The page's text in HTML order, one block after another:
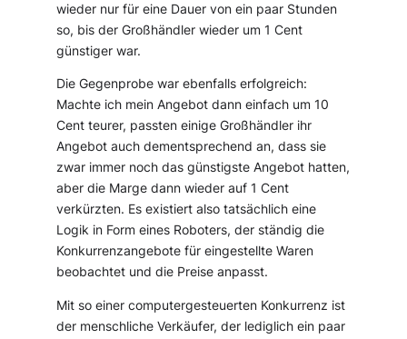
wieder nur für eine Dauer von ein paar Stunden
so, bis der Großhändler wieder um 1 Cent
günstiger war.
Die Gegenprobe war ebenfalls erfolgreich:
Machte ich mein Angebot dann einfach um 10
Cent teurer, passten einige Großhändler ihr
Angebot auch dementsprechend an, dass sie
zwar immer noch das günstigste Angebot hatten,
aber die Marge dann wieder auf 1 Cent
verkürzten. Es existiert also tatsächlich eine
Logik in Form eines Roboters, der ständig die
Konkurrenzangebote für eingestellte Waren
beobachtet und die Preise anpasst.
Mit so einer computergesteuerten Konkurrenz ist
der menschliche Verkäufer, der lediglich ein paar